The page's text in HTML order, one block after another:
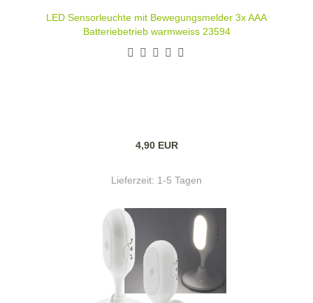
LED Sensorleuchte mit Bewegungsmelder 3x AAA
Batteriebetrieb warmweiss 23594
4,90 EUR
Lieferzeit: 1-5 Tagen